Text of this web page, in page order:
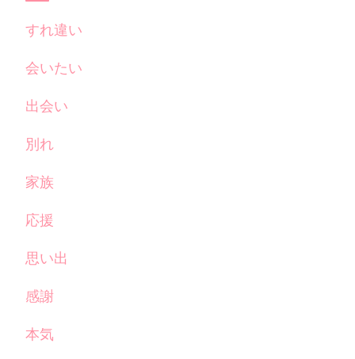
すれ違い
会いたい
出会い
別れ
家族
応援
思い出
感謝
本気